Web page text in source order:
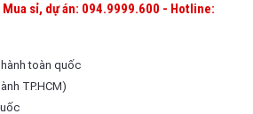
sỉ, dự án: 094.9999.600 - Hotline:
toàn quốc
TP.HCM)